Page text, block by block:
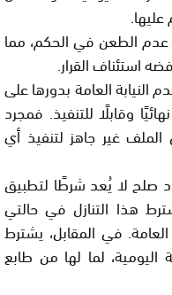
الطعن في الحكم، مما
استئناف القرار.
النيابة العامة بدورها على
وقابلًا للتنفيذ. فمجرد
غير جاهز لتنفيذ أي
صلح لا يُعد شرطًا لتطبيق
هذا التنازل في حالتي
في المقابل، يشترط
لما لها من طابع